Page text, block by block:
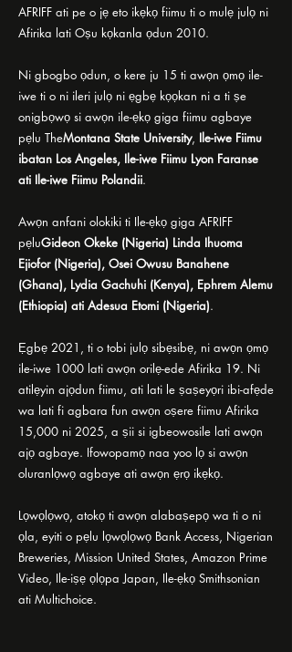
AFRIFF ati pe o jẹ eto ikẹkọ fiimu ti o mulẹ julọ ni
Afirika lati Oṣu kọkanla ọdun 2010.
Ni gbogbo ọdun, o kere ju 15 ti awọn ọmọ ile-
iwe ti o ni ileri julọ ni ẹgbẹ kọọkan ni a ti ṣe
onigbọwọ si awọn ile-ẹkọ giga fiimu agbaye
pẹlu TheMontana State University, Ile-iwe Fiimu
ibatan Los Angeles, Ile-iwe Fiimu Lyon Faranse
ati Ile-iwe Fiimu Polandii.
Awọn anfani olokiki ti Ile-ẹkọ giga AFRIFF
pẹluGideon Okeke (Nigeria) Linda Ihuoma
Ejiofor (Nigeria), Osei Owusu Banahene
(Ghana), Lydia Gachuhi (Kenya), Ephrem Alemu
(Ethiopia) ati Adesua Etomi (Nigeria).
Ẹgbẹ 2021, ti o tobi julọ sibẹsibẹ, ni awọn ọmọ
ile-iwe 1000 lati awọn orilẹ-ede Afirika 19. Ni
atilẹyin ajọdun fiimu, ati lati le ṣaṣeyọri ibi-afẹde
wa lati fi agbara fun awọn oṣere fiimu Afirika
15,000 ni 2025, a ṣii si igbeowosile lati awọn
ajọ agbaye. Ifowopamọ naa yoo lọ si awọn
oluranlọwọ agbaye ati awọn ẹrọ ikẹkọ.
Lọwọlọwọ, atokọ ti awọn alabaṣepọ wa ti o ni
ọla, eyiti o pẹlu lọwọlọwọ Bank Access, Nigerian
Breweries, Mission United States, Amazon Prime
Video, Ile-iṣẹ ọlọpa Japan, Ile-ẹkọ Smithsonian
ati Multichoice.